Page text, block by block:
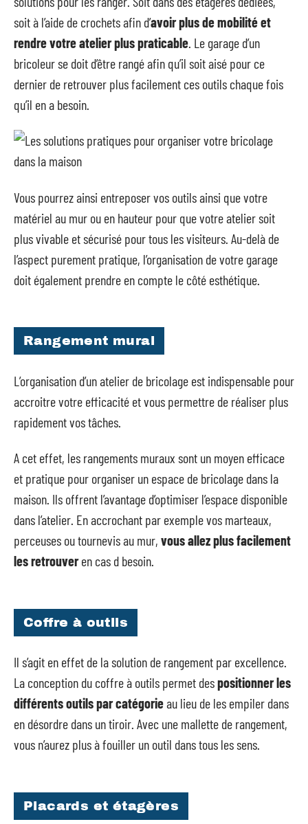
soit à l’aide de crochets afin d’avoir plus de mobilité et
rendre votre atelier plus praticable . Le garage d’un
bricoleur se doit d’être rangé afin qu’il soit aisé pour ce
dernier de retrouver plus facilement ces outils chaque fois
qu’il en a besoin.
Vous pourrez ainsi entreposer vos outils ainsi que votre
matériel au mur ou en hauteur pour que votre atelier soit
plus vivable et sécurisé pour tous les visiteurs. Au-delà de
l’aspect purement pratique, l’organisation de votre garage
doit également prendre en compte le côté esthétique.
Rangement mural
L’organisation d’un atelier de bricolage est indispensable pour
accroitre votre efficacité et vous permettre de réaliser plus
rapidement vos tâches.
A cet effet, les rangements muraux sont un moyen efficace
et pratique pour organiser un espace de bricolage dans la
maison. Ils offrent l’avantage d’optimiser l’espace disponible
dans l’atelier. En accrochant par exemple vos marteaux,
perceuses ou tournevis au mur, vous allez plus facilement
les retrouveren cas d besoin.
Coffre à outils
Il s’agit en effet de la solution de rangement par excellence.
La conception du coffre à outils permet despositionner les
différents outils par catégorieau lieu de les empiler dans
en désordre dans un tiroir. Avec une mallette de rangement,
vous n’aurez plus à fouiller un outil dans tous les sens.
Placards et étagères